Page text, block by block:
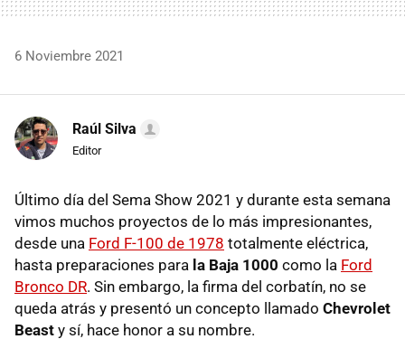
6 Noviembre 2021
Raúl Silva
Editor
Último día del Sema Show 2021 y durante esta semana
vimos muchos proyectos de lo más impresionantes,
desde una Ford F-100 de 1978 totalmente eléctrica,
hasta preparaciones para la Baja 1000 como la Ford
Bronco DR. Sin embargo, la firma del corbatín, no se
queda atrás y presentó un concepto llamado Chevrolet
Beast y sí, hace honor a su nombre.